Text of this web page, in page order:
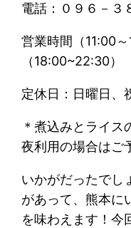
電話：０９６－３
営業時間（11:00
（18:00~22:30）
定休日：日曜日、
＊煮込みとライス
夜利用の場合はご
いかがだったでし
があって、熊本に
を味わえます！今